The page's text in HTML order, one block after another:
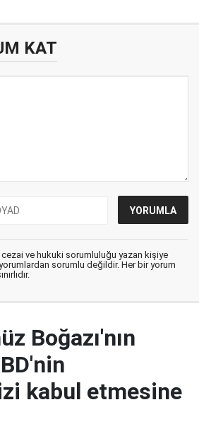
KAT
cezai ve hukuki sorumluluğu yazan kişiye
sorumlu değildir. Her bir yorum
Boğazı'nın
kabul etmesine